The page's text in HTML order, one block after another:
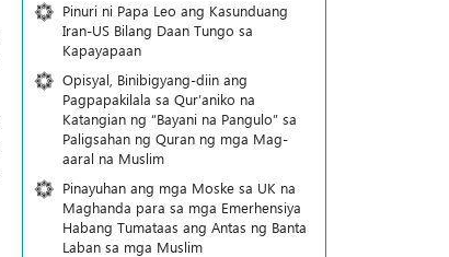
Pinuri ni Papa Leo ang Kasunduang
Iran-US Bilang Daan Tungo sa
Kapayapaan
Opisyal, Binibigyang-diin ang
Pagpapakilala sa Qur’aniko na
Katangian ng “Bayani na Pangulo” sa
Paligsahan ng Quran ng mga Mag-
aaral na Muslim
Pinayuhan ang mga Moske sa UK na
Maghanda para sa mga Emerhensiya
Habang Tumataas ang Antas ng Banta
Laban sa mga Muslim